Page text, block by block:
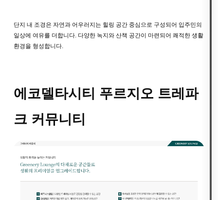
단지 내 조경은 자연과 어우러지는 힐링 공간 중심으로 구성되어 입주민의
일상에 여유를 더합니다. 다양한 녹지와 산책 공간이 마련되어 쾌적한 생활
환경을 형성합니다.
에코델타시티 푸르지오 트레파
크 커뮤니티